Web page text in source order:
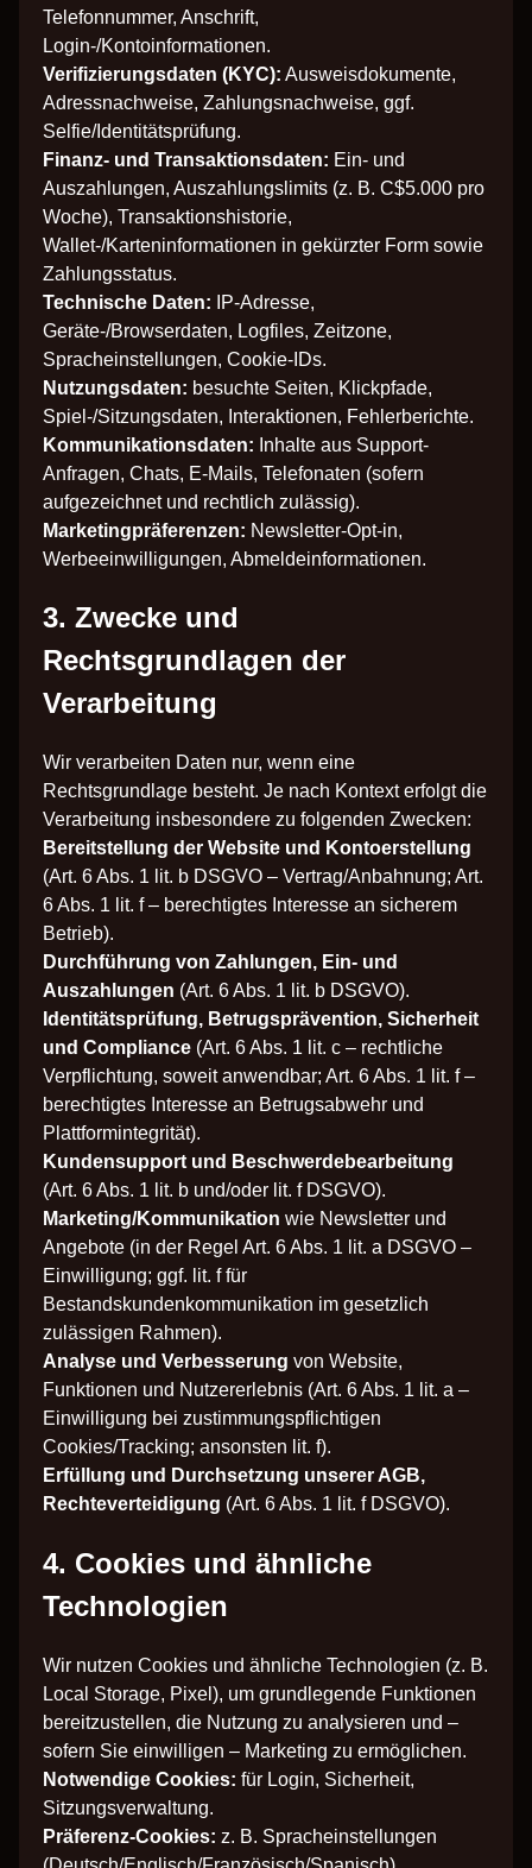
Telefonnummer, Anschrift,
Login-/Kontoinformationen.
Verifizierungsdaten (KYC): Ausweisdokumente,
Adressnachweise, Zahlungsnachweise, ggf.
Selfie/Identitätsprüfung.
Finanz- und Transaktionsdaten: Ein- und
Auszahlungen, Auszahlungslimits (z. B. C$5.000 pro
Woche), Transaktionshistorie,
Wallet-/Karteninformationen in gekürzter Form sowie
Zahlungsstatus.
Technische Daten: IP-Adresse,
Geräte-/Browserdaten, Logfiles, Zeitzone,
Spracheinstellungen, Cookie-IDs.
Nutzungsdaten: besuchte Seiten, Klickpfade,
Spiel-/Sitzungsdaten, Interaktionen, Fehlerberichte.
Kommunikationsdaten: Inhalte aus Support-
Anfragen, Chats, E-Mails, Telefonaten (sofern
aufgezeichnet und rechtlich zulässig).
Marketingpräferenzen: Newsletter-Opt-in,
Werbeeinwilligungen, Abmeldeinformationen.
3. Zwecke und
Rechtsgrundlagen der
Verarbeitung
Wir verarbeiten Daten nur, wenn eine
Rechtsgrundlage besteht. Je nach Kontext erfolgt die
Verarbeitung insbesondere zu folgenden Zwecken:
Bereitstellung der Website und Kontoerstellung
(Art. 6 Abs. 1 lit. b DSGVO – Vertrag/Anbahnung; Art.
6 Abs. 1 lit. f – berechtigtes Interesse an sicherem
Betrieb).
Durchführung von Zahlungen, Ein- und
Auszahlungen (Art. 6 Abs. 1 lit. b DSGVO).
Identitätsprüfung, Betrugsprävention, Sicherheit
und Compliance (Art. 6 Abs. 1 lit. c – rechtliche
Verpflichtung, soweit anwendbar; Art. 6 Abs. 1 lit. f –
berechtigtes Interesse an Betrugsabwehr und
Plattformintegrität).
Kundensupport und Beschwerdebearbeitung
(Art. 6 Abs. 1 lit. b und/oder lit. f DSGVO).
Marketing/Kommunikation wie Newsletter und
Angebote (in der Regel Art. 6 Abs. 1 lit. a DSGVO –
Einwilligung; ggf. lit. f für
Bestandskundenkommunikation im gesetzlich
zulässigen Rahmen).
Analyse und Verbesserung von Website,
Funktionen und Nutzererlebnis (Art. 6 Abs. 1 lit. a –
Einwilligung bei zustimmungspflichtigen
Cookies/Tracking; ansonsten lit. f).
Erfüllung und Durchsetzung unserer AGB,
Rechteverteidigung (Art. 6 Abs. 1 lit. f DSGVO).
4. Cookies und ähnliche
Technologien
Wir nutzen Cookies und ähnliche Technologien (z. B.
Local Storage, Pixel), um grundlegende Funktionen
bereitzustellen, die Nutzung zu analysieren und –
sofern Sie einwilligen – Marketing zu ermöglichen.
Notwendige Cookies: für Login, Sicherheit,
Sitzungsverwaltung.
Präferenz-Cookies: z. B. Spracheinstellungen